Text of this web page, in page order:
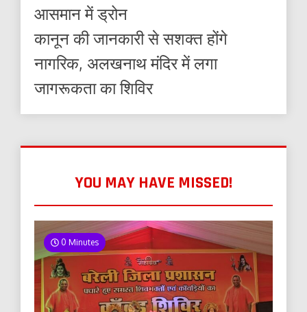
आसमान में ड्रोन
कानून की जानकारी से सशक्त होंगे
नागरिक, अलखनाथ मंदिर में लगा
जागरूकता का शिविर
YOU MAY HAVE MISSED!
0 Minutes